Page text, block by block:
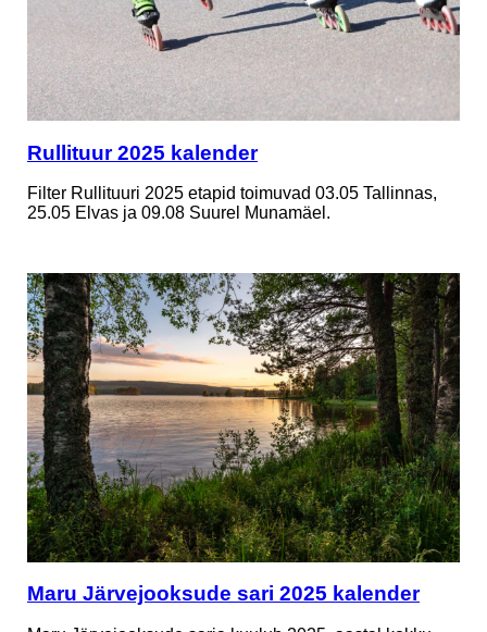
Rullituur 2025 kalender
Filter Rullituuri 2025 etapid toimuvad 03.05 Tallinnas,
25.05 Elvas ja 09.08 Suurel Munamäel.
Maru Järvejooksude sari 2025 kalender